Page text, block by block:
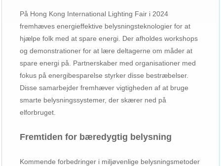
På Hong Kong International Lighting Fair i 2024
fremhæves energieffektive belysningsteknologier for at
hjælpe folk med at spare energi. Der afholdes workshops
og demonstrationer for at lære deltagerne om måder at
spare energi på. Partnerskaber med organisationer med
fokus på energibesparelse styrker disse bestræbelser.
Disse samarbejder fremhæver vigtigheden af ​​at bruge
smarte belysningssystemer, der skærer ned på
elforbruget.
Fremtiden for bæredygtig belysning
Kommende forbedringer i miljøvenlige belysningsmetoder